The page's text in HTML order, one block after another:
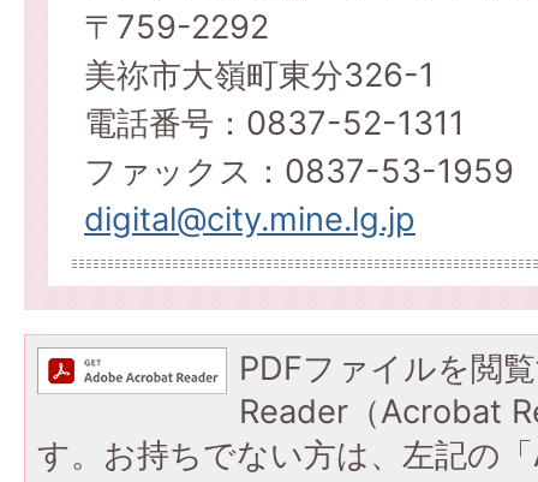
〒759-2292
美祢市大嶺町東分326-1
電話番号：0837-52-1311
ファックス：0837-53-1959
digital@city.mine.lg.jp
PDFファイルを閲
Reader（Acrobat
す。お持ちでない方は、左記の